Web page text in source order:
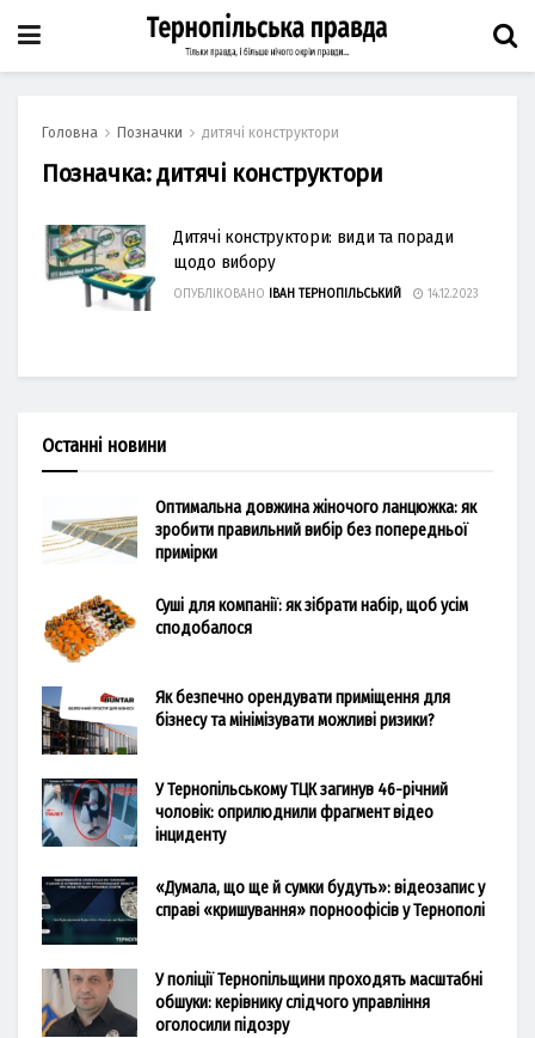
Головна Позначки дитячі конструктори
Позначка:дитячі конструктори
Дитячі конструктори: види та поради
щодо вибору
ОПУБЛІКОВАНО ІВАН ТЕРНОПІЛЬСЬКИЙ 14.12.2023
Останні новини
Оптимальна довжина жіночого ланцюжка: як
зробити правильний вибір без попередньої
примірки
Суші для компанії: як зібрати набір, щоб усім
сподобалося
Як безпечно орендувати приміщення для
бізнесу та мінімізувати можливі ризики?
У Тернопільському ТЦК загинув 46-річний
чоловік: оприлюднили фрагмент відео
інциденту
«Думала, що ще й сумки будуть»: відеозапис у
справі «кришування» порноофісів у Тернополі
У поліції Тернопільщини проходять масштабні
обшуки: керівнику слідчого управління
оголосили підозру